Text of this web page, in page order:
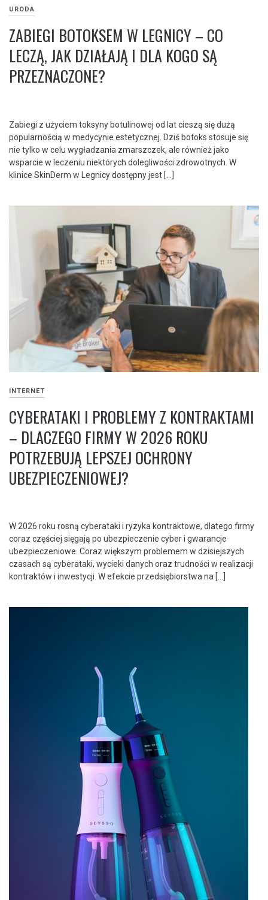
URODA
ZABIEGI BOTOKSEM W LEGNICY – CO
LECZĄ, JAK DZIAŁAJĄ I DLA KOGO SĄ
PRZEZNACZONE?
Zabiegi z użyciem toksyny botulinowej od lat cieszą się dużą
popularnością w medycynie estetycznej. Dziś botoks stosuje się
nie tylko w celu wygładzania zmarszczek, ale również jako
wsparcie w leczeniu niektórych dolegliwości zdrowotnych. W
klinice SkinDerm w Legnicy dostępny jest […]
INTERNET
CYBERATAKI I PROBLEMY Z KONTRAKTAMI
– DLACZEGO FIRMY W 2026 ROKU
POTRZEBUJĄ LEPSZEJ OCHRONY
UBEZPIECZENIOWEJ?
W 2026 roku rosną cyberataki i ryzyka kontraktowe, dlatego firmy
coraz częściej sięgają po ubezpieczenie cyber i gwarancje
ubezpieczeniowe. Coraz większym problemem w dzisiejszych
czasach są cyberataki, wycieki danych oraz trudności w realizacji
kontraktów i inwestycji. W efekcie przedsiębiorstwa na […]